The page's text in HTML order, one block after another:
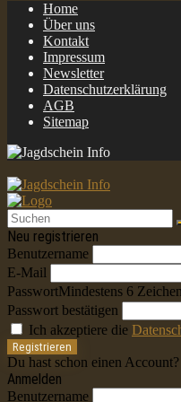
Home
Über uns
Kontakt
Impressum
Newsletter
Datenschutzerklärung
AGB
Sitemap
Neu registrieren
Benutzername
E-Mail
PasswortMindestens 6 Zeichen
Passwort bestätigen
Ich akzeptiere die
Registrieren
Du hast schon einen Account?
Anmelden
Benutzername